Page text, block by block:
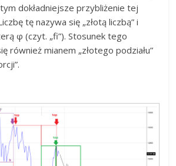
dokładniejsze przybliżenie tej
tę nazywa się „złotą liczbą” i
φ (czyt. „fi”). Stosunek tego
również mianem „złotego podziału”